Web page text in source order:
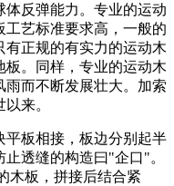
反弹能力。专业的运动
工艺标准要求高，一般的
正规的有实力的运动木
。同样，专业的运动木
而不断发展壮大。加索
来。
板相接，板边分别起半
透缝的构造曰"企口"。
木板，拼接后结合紧